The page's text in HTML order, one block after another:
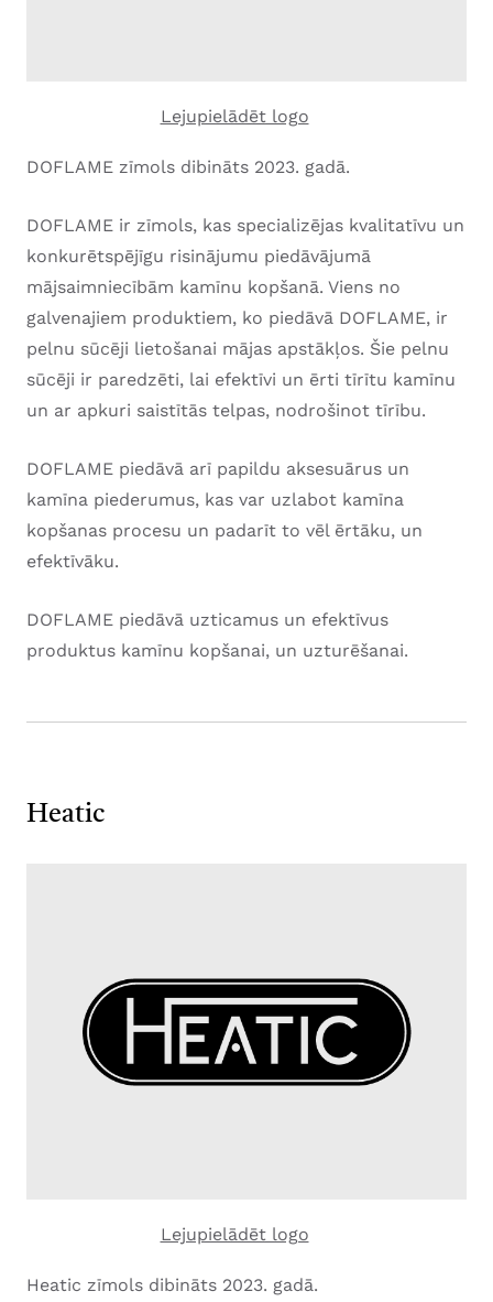
Lejupielādēt logo
DOFLAME zīmols dibināts 2023. gadā.
DOFLAME ir zīmols, kas specializējas kvalitatīvu un
konkurētspējīgu risinājumu piedāvājumā
mājsaimniecībām kamīnu kopšanā. Viens no
galvenajiem produktiem, ko piedāvā DOFLAME, ir
pelnu sūcēji lietošanai mājas apstākļos. Šie pelnu
sūcēji ir paredzēti, lai efektīvi un ērti tīrītu kamīnu
un ar apkuri saistītās telpas, nodrošinot tīrību.
DOFLAME piedāvā arī papildu aksesuārus un
kamīna piederumus, kas var uzlabot kamīna
kopšanas procesu un padarīt to vēl ērtāku, un
efektīvāku.
DOFLAME piedāvā uzticamus un efektīvus
produktus kamīnu kopšanai, un uzturēšanai.
Heatic
Lejupielādēt logo
Heatic zīmols dibināts 2023. gadā.